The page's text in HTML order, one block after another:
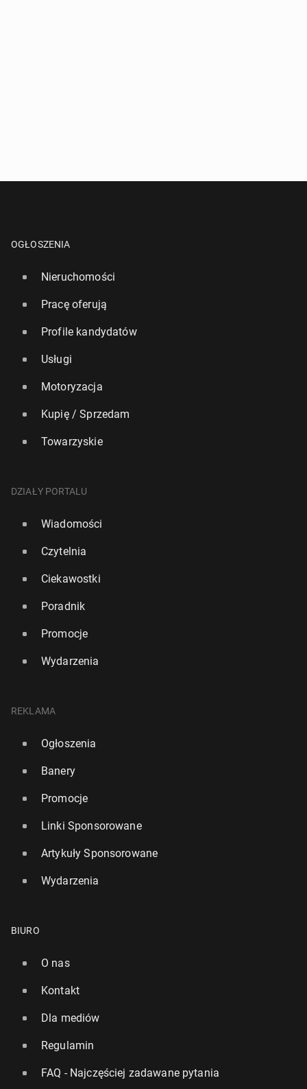
OGŁOSZENIA
Nieruchomości
Pracę oferują
Profile kandydatów
Usługi
Motoryzacja
Kupię / Sprzedam
Towarzyskie
DZIAŁY PORTALU
Wiadomości
Czytelnia
Ciekawostki
Poradnik
Promocje
Wydarzenia
REKLAMA
Ogłoszenia
Banery
Promocje
Linki Sponsorowane
Artykuły Sponsorowane
Wydarzenia
BIURO
O nas
Kontakt
Dla mediów
Regulamin
FAQ - Najczęściej zadawane pytania